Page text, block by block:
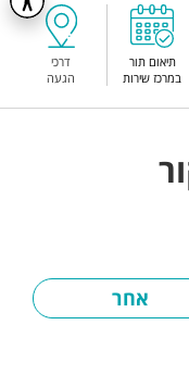
תיאום תור
במרכז שירות
דרכי
הגעה
אחר